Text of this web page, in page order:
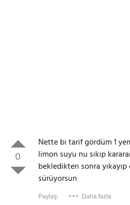
0
Nette bi tarif gördüm 1
limon suyu nu sıkıp
bekledikten sonra
sürüyorsun
Paylaş: Daha fazla